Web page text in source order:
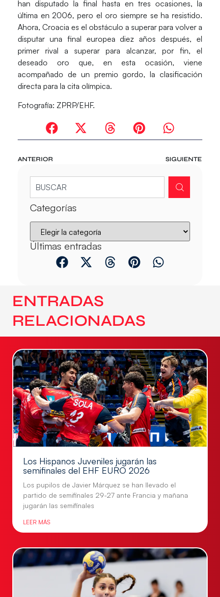
han disputado la final hasta en tres ocasiones, la
última en 2006, pero el oro siempre se ha resistido.
Ahora, Croacia es el obstáculo a superar para volver a
disputar una final europea diez años después, el
primer rival a superar para alcanzar, por fin, el
deseado oro que, en esta ocasión, viene
acompañado de un premio gordo, la clasificación
directa para la cita olímpica.
Fotografía: ZPRP/EHF.
ANTERIOR SIGUIENTE
Categorías
Últimas entradas
ENTRADAS
RELACIONADAS
Los Hispanos Juveniles jugarán las
semifinales del EHF EURO 2026
Los pupilos de Javier Márquez se han llevado el
partido de semifinales 29-27 ante Francia y mañana
jugarán las semifinales
LEER MÁS